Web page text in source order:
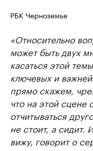
РБК Черноземье
«Относительно
может быть двух
касаться этой
ключевых и
прямо скажем,
что на этой сцене
отчитываться
не стоит, а сидит.
вижу, говорит о